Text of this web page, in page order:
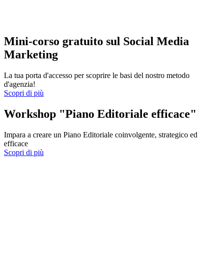
Mini-corso gratuito sul Social Media
Marketing
La tua porta d'accesso per scoprire le basi del nostro metodo
d'agenzia!
Scopri di più
Workshop "Piano Editoriale efficace"
Impara a creare un Piano Editoriale coinvolgente, strategico ed
efficace
Scopri di più